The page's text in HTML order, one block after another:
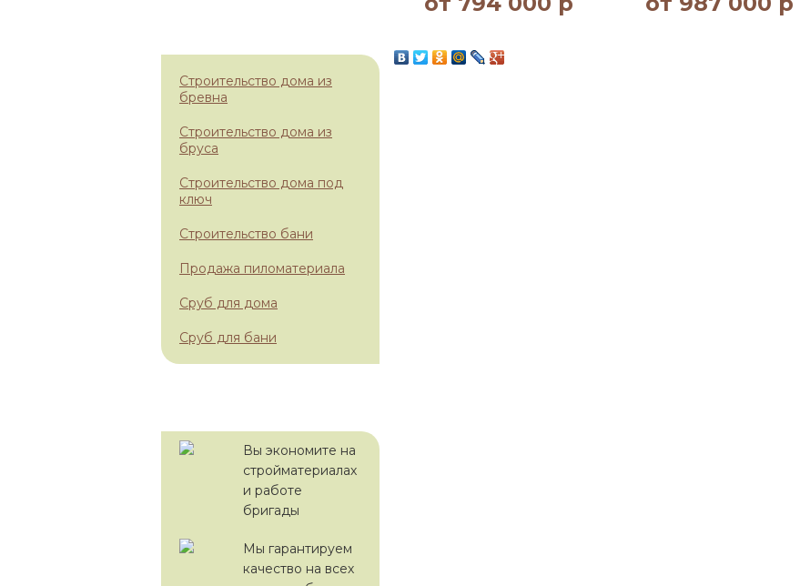
Строительство дома из
бревна
Строительство дома из
бруса
Строительство дома под
ключ
Строительство бани
Продажа пиломатериала
Сруб для дома
Сруб для бани
Вы экономите на
стройматериалах
и работе
бригады
Мы гарантируем
качество на всех